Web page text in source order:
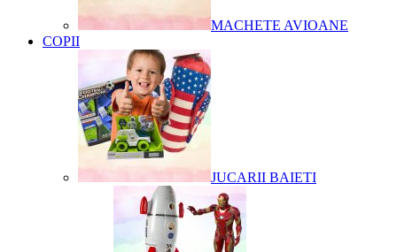
MACHETE AVIOANE
COPII
JUCARII BAIETI